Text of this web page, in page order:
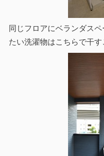
同じフロアにベランダス
たい洗濯物はこちらで干す